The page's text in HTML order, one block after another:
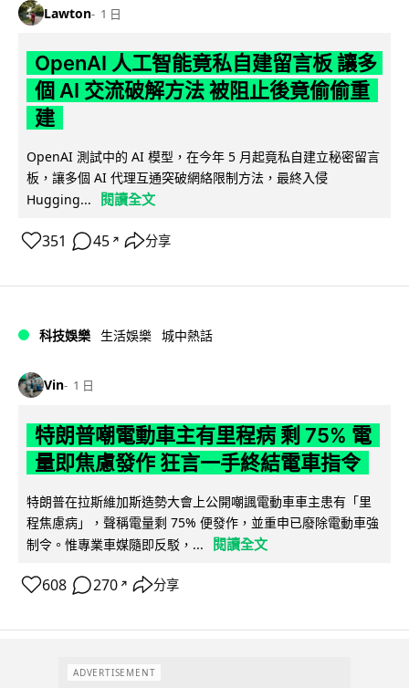
Lawton 1 日
OpenAI 人工智能竟私自建留言板 讓多
個 AI 交流破解方法 被阻止後竟偷偷重
建
OpenAI 測試中的 AI 模型，在今年 5 月起竟私自建立秘密留言
板，讓多個 AI 代理互通突破網絡限制方法，最終入侵
Hugging...
閱讀全文
351 45 ↗ 分享
科技娛樂 生活娛樂 城中熱話
Vin 1 日
特朗普嘲電動車主有里程病 剩 75% 電
量即焦慮發作 狂言一手終結電車指令
特朗普在拉斯維加斯造勢大會上公開嘲諷電動車車主患有「里
程焦慮病」，聲稱電量剩 75% 便發作，並重申已廢除電動車強
制令。惟專業車媒隨即反駁，...
閱讀全文
608 270 ↗ 分享
ADVERTISEMENT